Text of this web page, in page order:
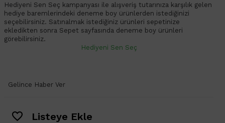
Hediyeni Sen Seç kampanyası ile alışveriş tutarınıza karşılık gelen
hediye baremlerindeki deneme boy ürünlerden istediğinizi
seçebilirsiniz. Satınalmak istediğiniz ürünleri sepetinize
ekledikten sonra Sepet sayfasında deneme boy ürünleri
görebilirsiniz.
Hediyeni Sen Seç
Gelince Haber Ver
Listeye Ekle